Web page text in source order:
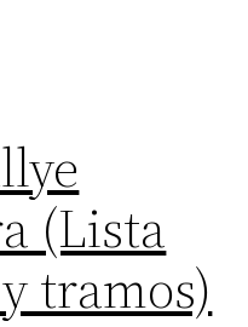
(Lista
tramos)